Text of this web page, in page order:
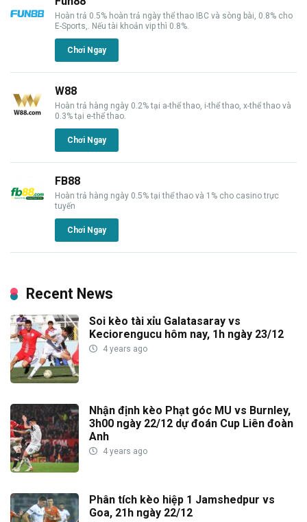
Hoàn trả 0.5% hoàn trả ngày thể thao IBC và sòng bài, 0.8% cho
E-Sports,. Nếu tài khoản vip thì 0.8%.
Chơi Ngay
W88
Hoàn trả hàng ngày 0.2% tại a-thể thao, i-thể thao, x-thể thao và
0.3% tại e-thể thao.
Chơi Ngay
FB88
Hoàn trả hàng ngày 0.5% tại thể thao và 1% cho casino trực
tuyến
Chơi Ngay
Recent News
Soi kèo tài xỉu Galatasaray vs
Keciorengucu hôm nay, 1h ngày 23/12
4 years ago
Nhận định kèo Phạt góc MU vs Burnley,
3h00 ngày 22/12 dự đoán Cup Liên đoàn
Anh
4 years ago
Phân tích kèo hiệp 1 Jamshedpur vs
Goa, 21h ngày 22/12